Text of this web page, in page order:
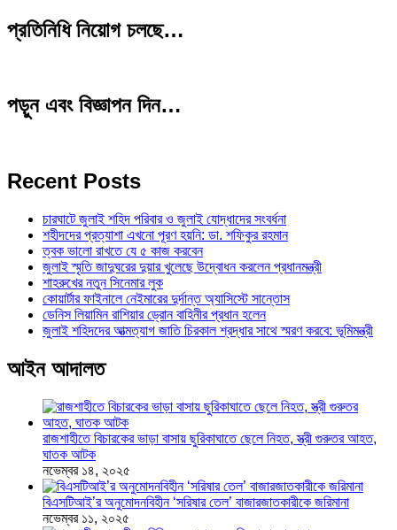
প্রতিনিধি নিয়োগ চলছে…
পড়ুন এবং বিজ্ঞাপন দিন…
Recent Posts
চারঘাটে জুলাই শহিদ পরিবার ও জুলাই যোদ্ধাদের সংবর্ধনা
শহীদদের প্রত্যাশা এখনো পূরণ হয়নি: ডা. শফিকুর রহমান
ত্বক ভালো রাখতে যে ৫ কাজ করবেন
জুলাই স্মৃতি জাদুঘরের দুয়ার খুলেছে উদ্বোধন করলেন প্রধানমন্ত্রী
শাহরুখের নতুন সিনেমার লুক
কোয়ার্টার ফাইনালে নেইমারের দুর্দান্ত অ্যাসিস্টে সান্তোস
ডেনিস লিয়ামিন রাশিয়ার ড্রোন বাহিনীর প্রধান হলেন
জুলাই শহিদদের আত্মত্যাগ জাতি চিরকাল শ্রদ্ধার সাথে স্মরণ করবে: ভূমিমন্ত্রী
আইন আদালত
রাজশাহীতে বিচারকের ভাড়া বাসায় ছুরিকাঘাতে ছেলে নিহত, স্ত্রী গুরুতর আহত,
ঘাতক আটক
নভেম্বর ১৪, ২০২৫
বিএসটিআই’র অনুমোদনবিহীন ‘সরিষার তেল’ বাজারজাতকারীকে জরিমানা
নভেম্বর ১১, ২০২৫